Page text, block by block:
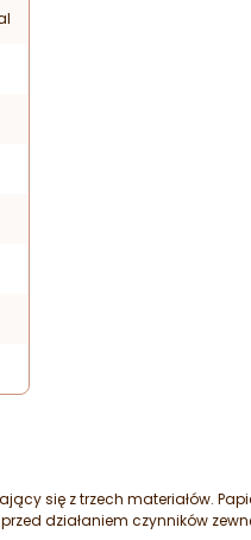
się z trzech materiałów.
działaniem czynników